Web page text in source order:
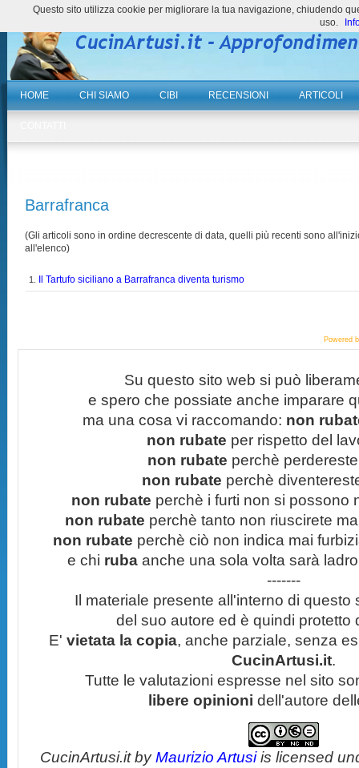
HOME CHI SIAMO CIBI RECENSIONI ARTICOLI
Barrafranca
(Gli articoli sono in ordine decrescente di data, quelli più recenti sono
all'elenco)
1. Il Tartufo siciliano a Barrafranca diventa turismo
Powered
Su questo sito web si può
e spero che possiate anche imparare
ma una cosa vi raccomando: non
non rubate per rispetto del
non rubate perchè
non rubate perchè
non rubate perchè i furti non si possono
non rubate perchè tanto non riuscirete
non rubate perchè ciò non indica mai
e chi ruba anche una sola volta sarà
-------
Il materiale presente all'interno di questo
del suo autore ed è quindi protetto
E' vietata la copia, anche parziale, senza
CucinArtusi.it.
Tutte le valutazioni espresse nel sito
libere opinioni dell'autore
CucinArtusi.itbyMaurizio Artusiis licensed
Questo sito utilizza cookie per migliorare la tua navigazione, chiudendo
uso.